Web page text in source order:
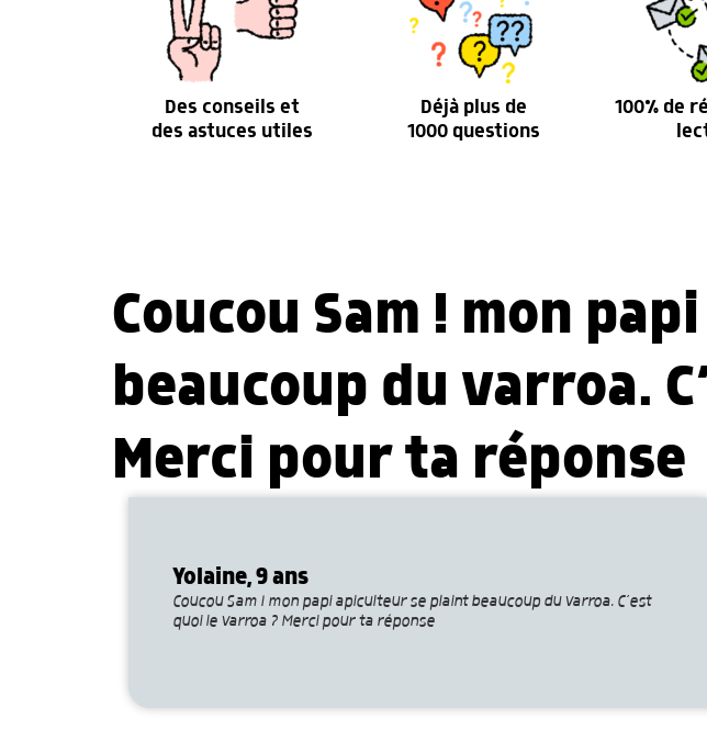
Des conseils et
des astuces utiles
Déjà plus de
1000 questions
100% de
Coucou Sam ! mon
beaucoup du varroa.
Merci pour ta réponse
Yolaine, 9 ans
Coucou Sam ! mon papi apiculteur se plaint beaucoup du varroa. C’est
quoi le varroa ? Merci pour ta réponse